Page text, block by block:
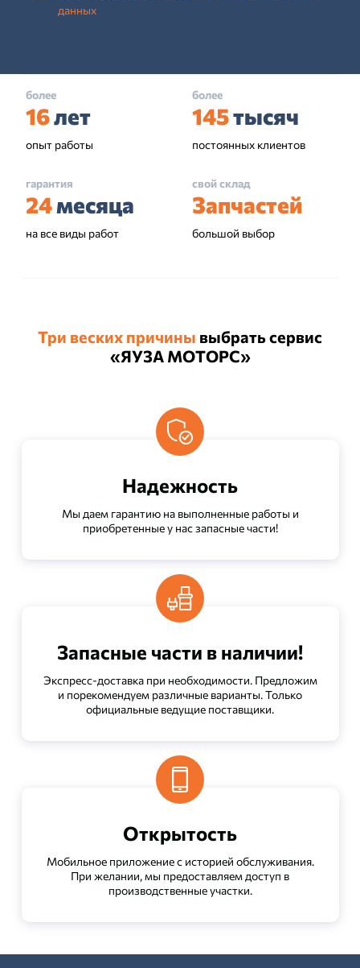
данных
более
16лет
опыт работы
более
145тысяч
постоянных клиентов
гарантия
24месяца
на все виды работ
свой склад
Запчастей
большой выбор
Три веских причины выбрать сервис
«ЯУЗА МОТОРС»
Надежность
Мы даем гарантию на выполненные работы и
приобретенные у нас запасные части!
Запасные части в наличии!
Экспресс-доставка при необходимости. Предложим
и порекомендуем различные варианты. Только
официальные ведущие поставщики.
Открытость
Мобильное приложение с историей обслуживания.
При желании, мы предоставляем доступ в
производственные участки.